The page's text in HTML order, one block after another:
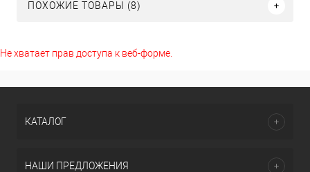
ПОХОЖИЕ ТОВАРЫ (8)
Не хватает прав доступа к веб-форме.
КАТАЛОГ
НАШИ ПРЕДЛОЖЕНИЯ